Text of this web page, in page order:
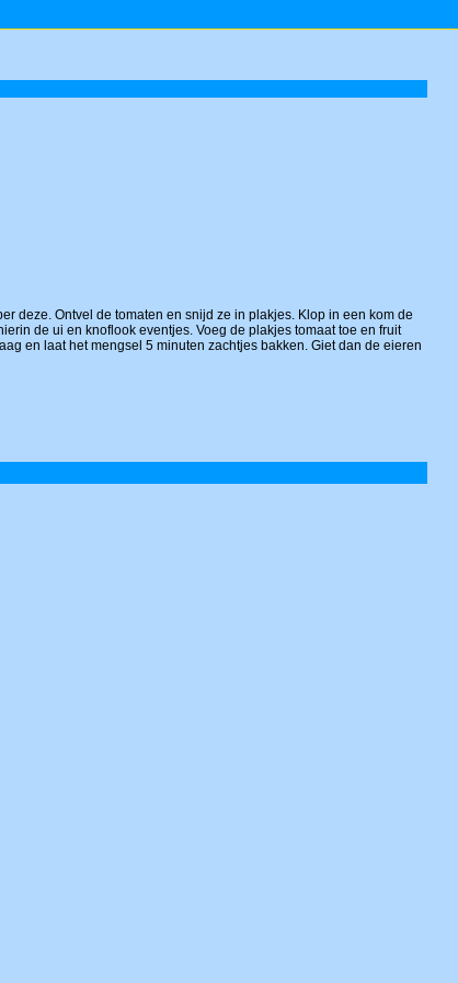
deze. Ontvel de tomaten en snijd ze in plakjes. Klop in een kom de
de ui en knoflook eventjes. Voeg de plakjes tomaat toe en fruit
en laat het mengsel 5 minuten zachtjes bakken. Giet dan de eieren